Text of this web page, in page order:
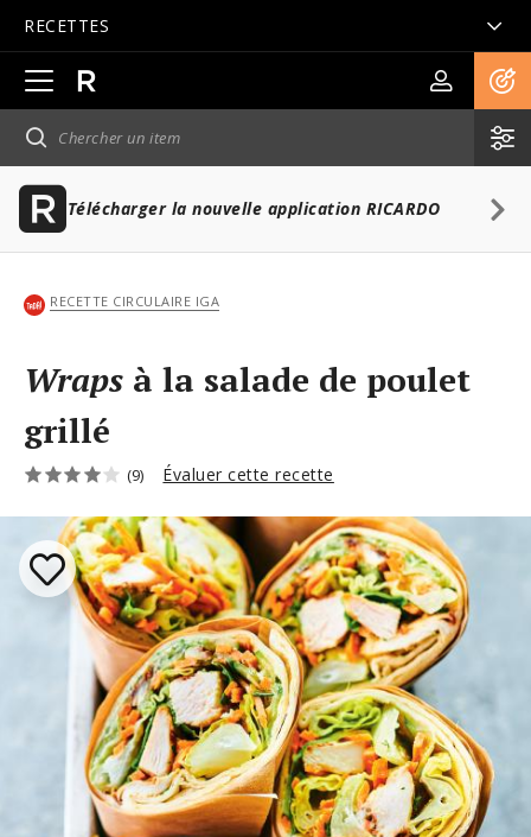
RECETTES
Ouvrir
la
navigation
principale
Télécharger la nouvelle application RICARDO
RECETTE CIRCULAIRE IGA
Wraps à la salade de poulet
grillé
(9) Évaluer cette recette